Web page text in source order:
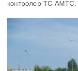
контролер ТС АМТС.